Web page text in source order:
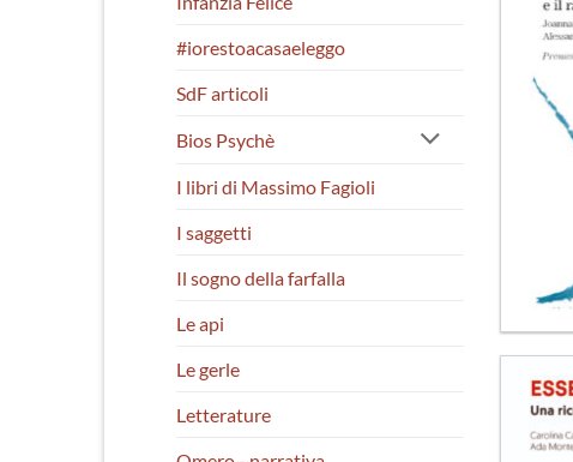
#iorestoacasaeleggo
SdF articoli
Bios Psychè
I libri di Massimo Fagioli
I saggetti
Il sogno della farfalla
Le api
Le gerle
Letterature